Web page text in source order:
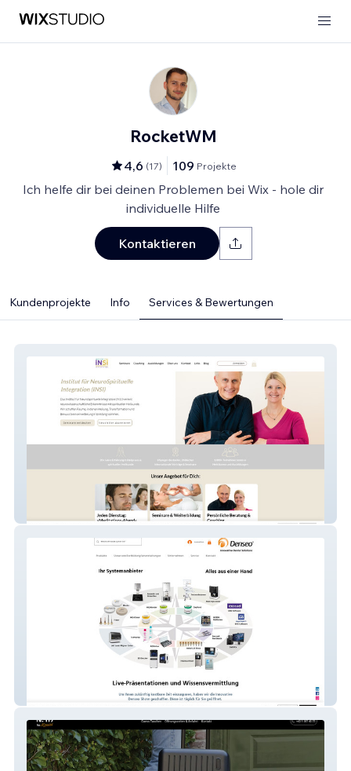
RocketWM
4,6 (17) 109 Projekte
Ich helfe dir bei deinen Problemen bei Wix - hole dir
individuelle Hilfe
Kontaktieren
Kundenprojekte Info Services & Bewertungen
Spirify Akademie